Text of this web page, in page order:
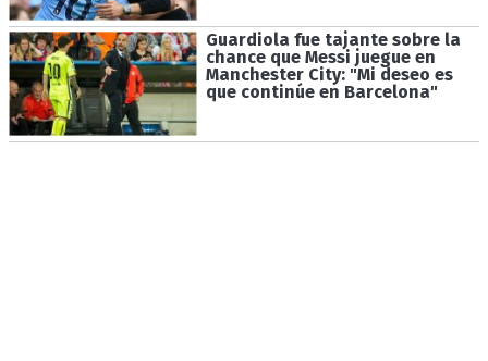
Guardiola fue tajante sobre la
chance que Messi juegue en
Manchester City: "Mi deseo es
que continúe en Barcelona"